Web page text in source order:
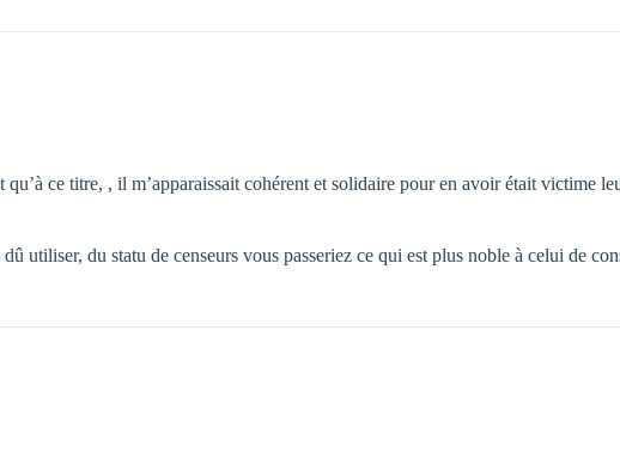
qu’à ce titre, , il m’apparaissait cohérent et solidaire pour en avoir était victime
utiliser, du statu de censeurs vous passeriez ce qui est plus noble à celui de